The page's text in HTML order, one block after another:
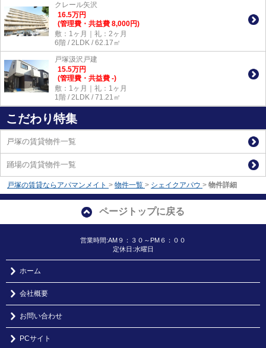
クレール矢沢
16.5万円
(管理費・共益費 8,000円)
敷：1ヶ月｜礼：2ヶ月
6階 / 2LDK / 62.17㎡
戸塚汲沢戸建
15.5万円
(管理費・共益費 -)
敷：1ヶ月｜礼：1ヶ月
1階 / 2LDK / 71.21㎡
こだわり特集
戸塚の賃貸物件一覧
踊場の賃貸物件一覧
戸塚の賃貸ならアパマンメイト > 物件一覧 > シェイクアパウ > 物件詳細
ページトップに戻る
営業時間:AM９：３０～PM６：００
定休日:水曜日
ホーム
会社概要
お問い合わせ
PCサイト